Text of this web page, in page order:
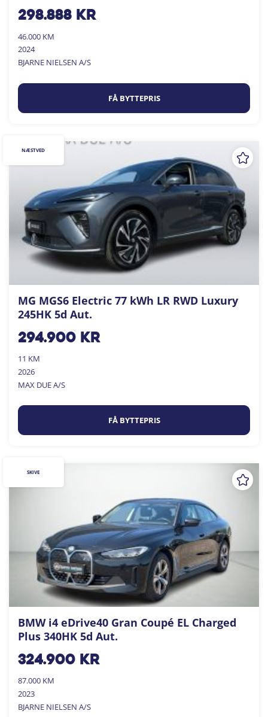
298.888kr
46.000 KM
2024
BJARNE NIELSEN A/S
FÅ BYTTEPRIS
MG MGS6 Electric 77 kWh LR RWD Luxury
245HK 5d Aut.
294.900kr
11 KM
2026
MAX DUE A/S
FÅ BYTTEPRIS
NÆSTVED
BMW i4 eDrive40 Gran Coupé EL Charged
Plus 340HK 5d Aut.
324.900kr
87.000 KM
2023
BJARNE NIELSEN A/S
SKIVE